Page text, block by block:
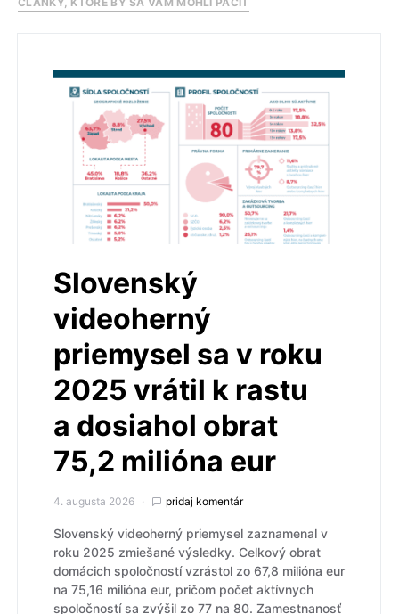
Slovenský
videoherný
priemysel sa v roku
2025 vrátil k rastu
a dosiahol obrat
75,2 milióna eur
4. augusta 2026 pridaj komentár
Slovenský videoherný priemysel zaznamenal v
roku 2025 zmiešané výsledky. Celkový obrat
domácich spoločností vzrástol zo 67,8 milióna eur
na 75,16 milióna eur, pričom počet aktívnych
spoločností sa zvýšil zo 77 na 80. Zamestnanosť